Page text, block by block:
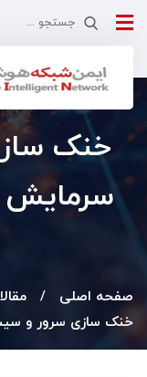
خنک
سرمایش
صفحه اصلی
خنک سازی سرور و